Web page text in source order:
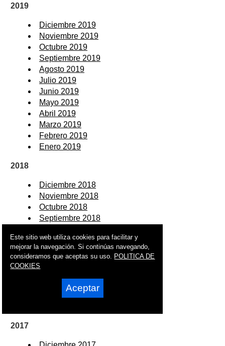
2019
Diciembre 2019
Noviembre 2019
Octubre 2019
Septiembre 2019
Agosto 2019
Julio 2019
Junio 2019
Mayo 2019
Abril 2019
Marzo 2019
Febrero 2019
Enero 2019
2018
Diciembre 2018
Noviembre 2018
Octubre 2018
Septiembre 2018
Julio 2018
Junio 2018
Mayo 2018
Marzo 2018
Febrero 2018
2017
Este sitio web utiliza cookies para facilitar y
mejorar la navegación. Si continúas navegando,
consideramos que aceptas su uso. POLITICA DE
COOKIES
Aceptar